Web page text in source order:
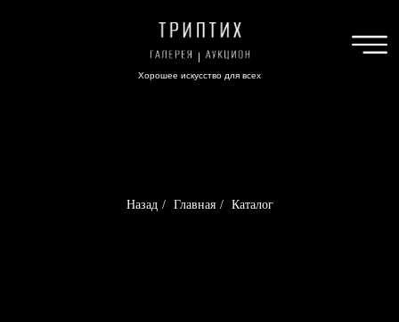
Хорошее искусство для всех
Назад / Главная / Каталог